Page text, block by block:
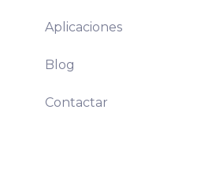
Aplicaciones
Blog
Contactar